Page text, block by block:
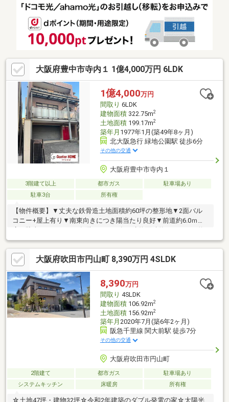
急千里線 『豊津』駅 徒歩3分！■山手小学校まで 徒歩5分圏
分！※弊社にてリノベーションやリフォームのご相談も承らせて
頂きます。
大阪府豊中市寺内１ 1億4,000万円 6LDK
1億4,000万円
間取り 6LDK
建物面積322.75m2
土地面積199.17m2
築年月 1977年1月(築49年8ヶ月)
北大阪急行 緑地公園駅 徒歩6分
その他の交通
大阪府豊中市寺内１
3階建て以上 都市ガス
駐車場あり
駐車3台
所有権
【物件概要】▼丈夫な鉄骨造土地面積約60坪の整形地▼2面バル
コニー+屋上有り▼南東向きにつき陽当たり良好▼前道約6.0ｍと
広く駐車もラクラク▼各階にトイレ有▼建物面積約332.75㎡（約
100坪）の6LDKと広々♪『当社からご提案』◎他にもポータルサイ
ト等で気になる物件も物件資料のご送付可能！◎物件毎に周辺環
境をお調べ致します。レポートをメールで送付可能！是非お気軽
にお問合せ下さい。
大阪府吹田市円山町 8,390万円 4SLDK
8,390万円
間取り 4SLDK
建物面積106.92m2
土地面積156.92m2
築年月 2020年7月(築6年2ヶ月)
阪急千里線 関大前駅 徒歩7分
その他の交通
大阪府吹田市円山町
2階建て 都市ガス
駐車場あり
システムキッチン
床暖房 所有権
☆土地47坪・建物32坪☆令和2年建築のダブル発電の家☆太陽光